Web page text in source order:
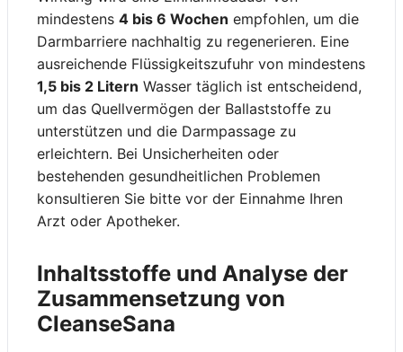
mindestens 4 bis 6 Wochen empfohlen, um die
Darmbarriere nachhaltig zu regenerieren. Eine
ausreichende Flüssigkeitszufuhr von mindestens
1,5 bis 2 Litern Wasser täglich ist entscheidend,
um das Quellvermögen der Ballaststoffe zu
unterstützen und die Darmpassage zu
erleichtern. Bei Unsicherheiten oder
bestehenden gesundheitlichen Problemen
konsultieren Sie bitte vor der Einnahme Ihren
Arzt oder Apotheker.
Inhaltsstoffe und Analyse der
Zusammensetzung von
CleanseSana